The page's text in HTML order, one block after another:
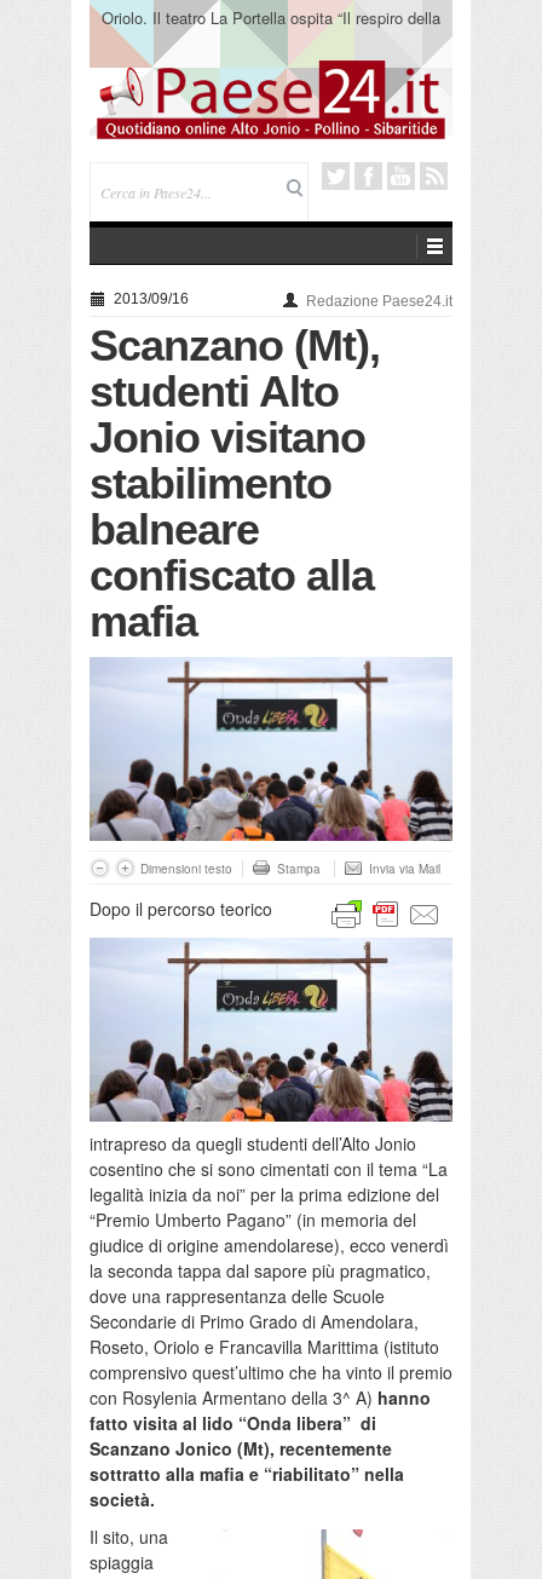
Oriolo. Il teatro La Portella ospita “Il respiro della
terra” del collettivo 365
2013/09/16 Redazione Paese24.it
Scanzano (Mt),
studenti Alto
Jonio visitano
stabilimento
balneare
confiscato alla
mafia
Dimensioni testo Stampa Invia via Mail
Dopo il percorso teorico
intrapreso da quegli studenti dell’Alto Jonio
cosentino che si sono cimentati con il tema “La
legalità inizia da noi” per la prima edizione del
“Premio Umberto Pagano” (in memoria del
giudice di origine amendolarese), ecco venerdì
la seconda tappa dal sapore più pragmatico,
dove una rappresentanza delle Scuole
Secondarie di Primo Grado di Amendolara,
Roseto, Oriolo e Francavilla Marittima (istituto
comprensivo quest’ultimo che ha vinto il premio
con Rosylenia Armentano della 3^ A) hanno
fatto visita al lido “Onda libera” di
Scanzano Jonico (Mt), recentemente
sottratto alla mafia e “riabilitato” nella
società.
Il sito, una
spiaggia